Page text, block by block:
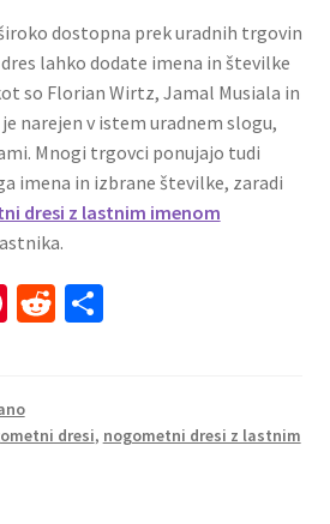
dostopna prek uradnih trgovin
dres lahko dodate imena in številke
so Florian Wirtz, Jamal Musiala in
narejen v istem uradnem slogu,
Mnogi trgovci ponujajo tudi
imena in izbrane številke, zaradi
dresi z lastnim imenom
Pi
es
t
R
di
t
S
dresi, nogometni dresi z lastnim